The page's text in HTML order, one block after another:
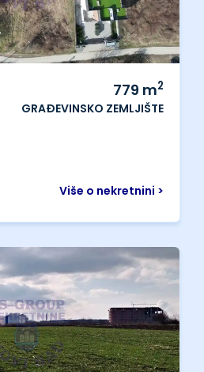
779 m2
GRAĐEVINSKO ZEMLJIŠTE
Više o nekretnini >